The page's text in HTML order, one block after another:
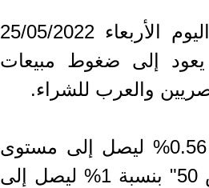
فقد تراجعت مؤشر البورصة المصرية، اليوم الأربعاء 25/05/2022
إلى ضغوط مبيعات
والعرب للشراء.
فقد تراجع مؤشر "إيجي إكس 30" بنسبة 0.56% ليصل إلى مستوى
10357 نقطة، وقد هبط مؤشر "إيجي إكس 50" بنسبة 1% ليصل إلى